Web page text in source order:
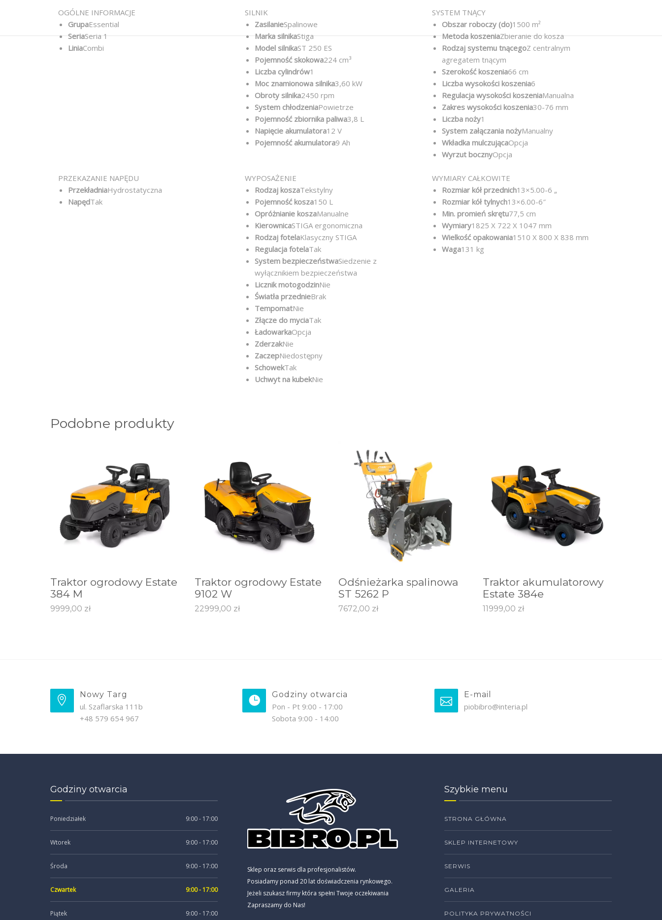
OGÓLNE INFORMACJE
GrupaEssential
SeriaSeria 1
LiniaCombi
SILNIK
ZasilanieSpalinowe
Marka silnikaStiga
Model silnikaST 250 ES
Pojemność skokowa224 cm³
Liczba cylindrów1
Moc znamionowa silnika3,60 kW
Obroty silnika2450 rpm
System chłodzeniaPowietrze
Pojemność zbiornika paliwa3,8 L
Napięcie akumulatora12 V
Pojemność akumulatora9 Ah
SYSTEM TNĄCY
Obszar roboczy (do)1500 m²
Metoda koszeniaZbieranie do kosza
Rodzaj systemu tnącegoZ centralnym
agregatem tnącym
Szerokość koszenia66 cm
Liczba wysokości koszenia6
Regulacja wysokości koszeniaManualna
Zakres wysokości koszenia30-76 mm
Liczba noży1
System załączania nożyManualny
Wkładka mulczującaOpcja
Wyrzut bocznyOpcja
PRZEKAZANIE NAPĘDU
PrzekładniaHydrostatyczna
NapędTak
WYPOSAŻENIE
Rodzaj koszaTekstylny
Pojemność kosza150 L
Opróżnianie koszaManualne
KierownicaSTIGA ergonomiczna
Rodzaj fotelaKlasyczny STIGA
Regulacja fotelaTak
System bezpieczeństwaSiedzenie z
wyłącznikiem bezpieczeństwa
Licznik motogodzinNie
Światła przednieBrak
TempomatNie
Złącze do myciaTak
ŁadowarkaOpcja
ZderzakNie
ZaczepNiedostępny
SchowekTak
Uchwyt na kubekNie
WYMIARY CAŁKOWITE
Rozmiar kół przednich13×5.00-6 „
Rozmiar kół tylnych13×6.00-6″
Min. promień skrętu77,5 cm
Wymiary1825 X 722 X 1047 mm
Wielkość opakowania1510 X 800 X 838 mm
Waga131 kg
Podobne produkty
DODAJ DO KOSZYKA
Traktor ogrodowy Estate
384 M
9999,00 zł
DODAJ DO KOSZYKA
Traktor ogrodowy Estate
9102 W
22999,00 zł
DODAJ DO KOSZYKA
Odśnieżarka spalinowa
ST 5262 P
7672,00 zł
DODAJ DO KOSZYKA
Traktor akumulatorowy
Estate 384e
11999,00 zł
Nowy Targ
ul. Szaflarska 111b
+48 579 654 967
Godziny otwarcia
Pon - Pt 9:00 - 17:00
Sobota 9:00 - 14:00
E-mail
piobibro@interia.pl
Godziny otwarcia
Poniedziałek 9:00 - 17:00
Wtorek 9:00 - 17:00
Środa 9:00 - 17:00
Czwartek 9:00 - 17:00
Piątek 9:00 - 17:00
Sklep oraz serwis dla profesjonalistów.
Posiadamy ponad 20 lat doświadczenia rynkowego.
Jeżeli szukasz firmy która spełni Twoje oczekiwania
Zapraszamy do Nas!
Szybkie menu
STRONA GŁÓWNA
SKLEP INTERNETOWY
SERWIS
GALERIA
POLITYKA PRYWATNOŚCI